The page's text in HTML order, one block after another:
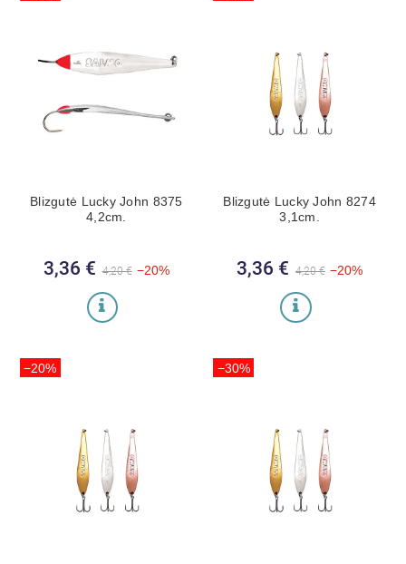
Blizgutė Lucky John 8375
4,2cm.
Bazinė kaina
4,20 € −20%
Kaina
3,36 €
Blizgutė Lucky John 8274
3,1cm.
Bazinė kaina
4,20 € −20%
Kaina
3,36 €
−20% −30%